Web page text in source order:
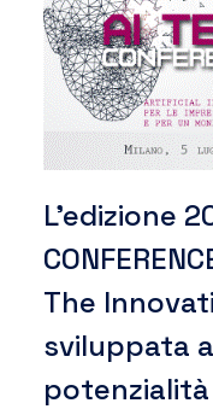
L’edizione
The
sviluppata